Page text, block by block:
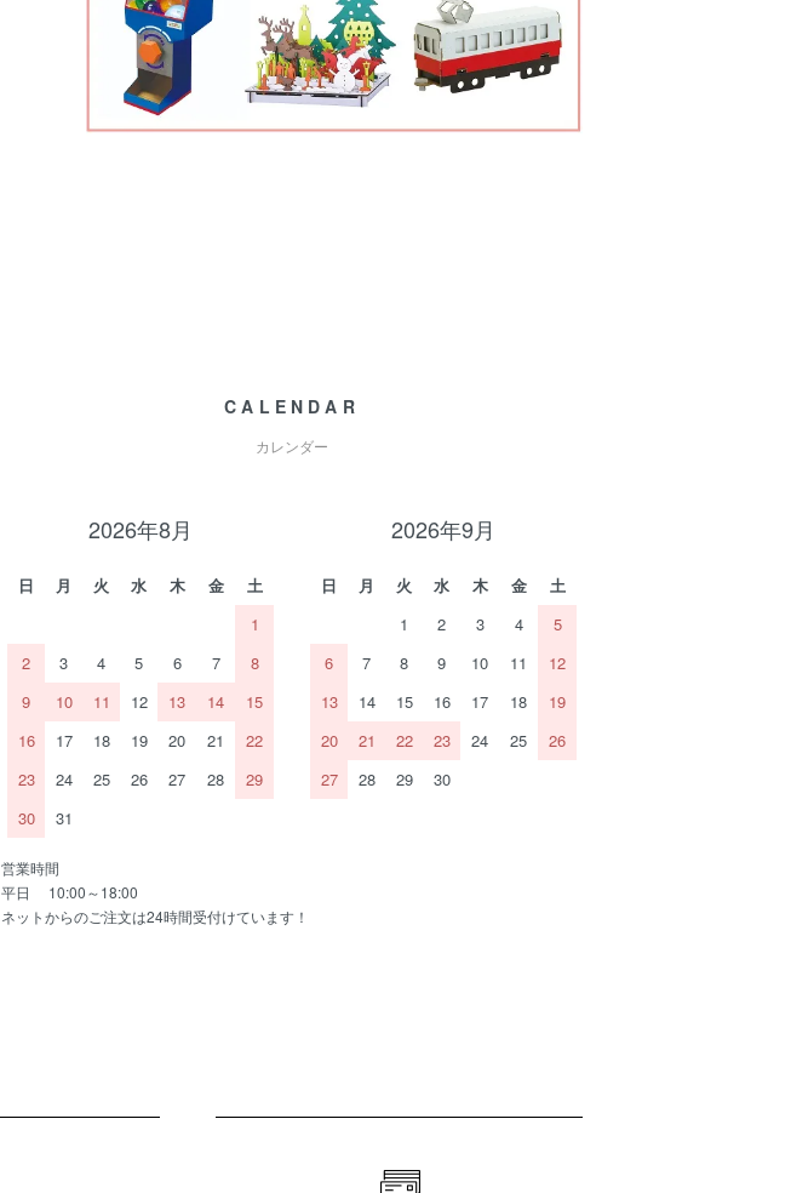
CALENDAR
カレンダー
2026年8月
日 月 火 水 木 金
土
1
2
3 4 5 6 7
8
9
10 11 12 13 14
15
16
17 18 19 20 21
22
23
24 25 26 27 28
29
30
31
2026年9月
日 月 火 水 木 金
土
1
2 3 4
5
6
7 8 9 10 11
12
13
14 15 16 17 18
19
20
21 22 23 24 25
26
27
28 29 30
営業時間
平日 10:00～18:00
ネットからのご注文は24時間受付けています！